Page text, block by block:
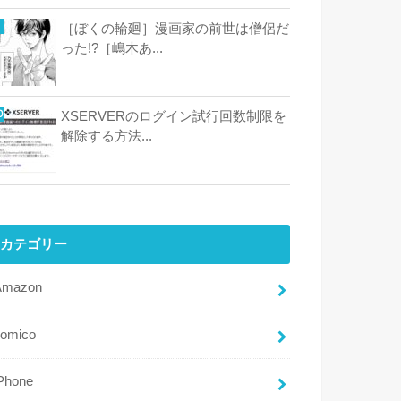
［ぼくの輪廻］漫画家の前世は僧侶だ
った!?［嶋木あ...
XSERVERのログイン試行回数制限を
解除する方法...
カテゴリー